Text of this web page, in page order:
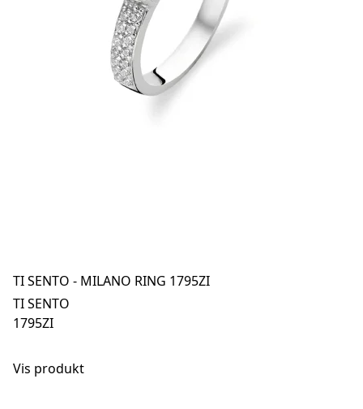
TI SENTO - MILANO RING 1795ZI
TI SENTO
1795ZI
Vis produkt